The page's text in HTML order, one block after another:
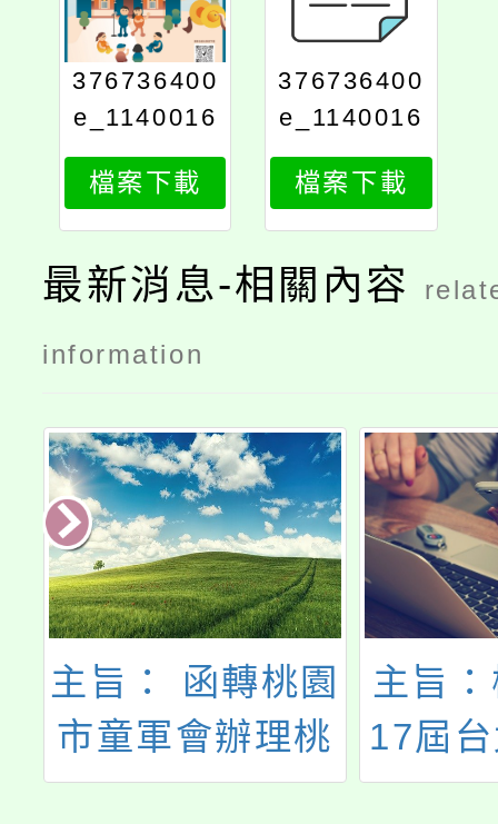
376736400
e_1140016
361_attach
2
檔案下載
376736400
e_1140016
361_attach
1
檔案下載
最新消息-相關內容
information
主旨： 函轉桃園
市童軍會辦理桃
園市113年童軍
主旨
17屆
樂團